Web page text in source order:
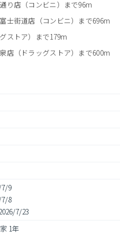
り店（コンビニ）まで96m
士街道店（コンビニ）まで696m
ストア）まで179m
店（ドラッグストア）まで600m
7/9
7/8
7/23
1年